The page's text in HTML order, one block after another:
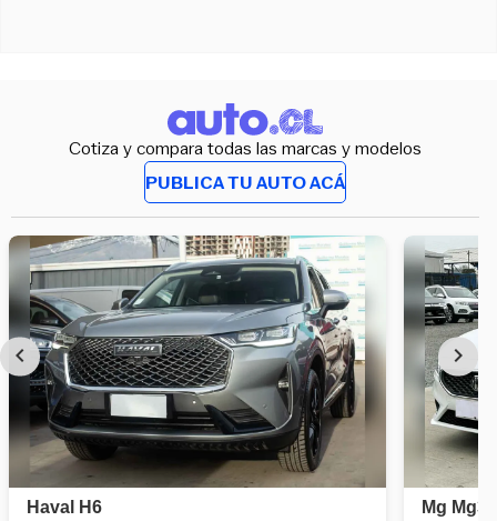
Cotiza y compara todas las marcas y modelos
PUBLICA TU AUTO ACÁ